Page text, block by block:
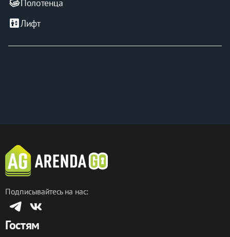
Полотенца
elevatorЛифт
Подписывайтесь на нас:
Гостям